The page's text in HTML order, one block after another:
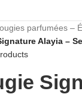
parfumées –
Alayia –